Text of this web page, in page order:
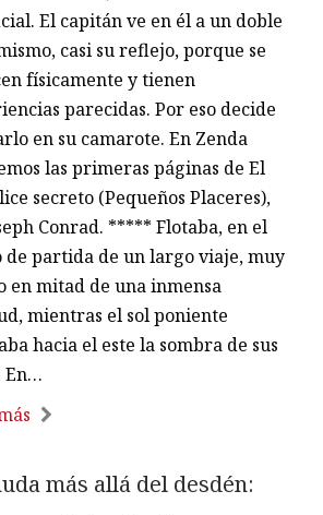
El capitán ve en él a un doble
casi su reflejo, porque se
físicamente y tienen
parecidas. Por eso decide
en su camarote. En Zenda
las primeras páginas de El
secreto (Pequeños Placeres),
Conrad. ***** Flotaba, en el
de partida de un largo viaje, muy
en mitad de una inmensa
mientras el sol poniente
hacia el este la sombra de sus
En…
más allá del desdén: